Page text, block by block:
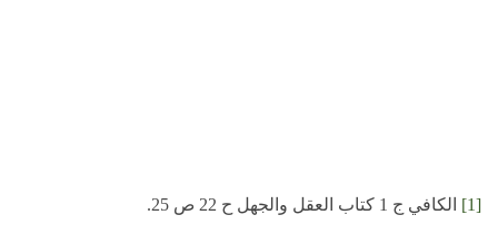
[1] الكافي ج 1 كتاب العقل والجهل ح 22 ص 25.